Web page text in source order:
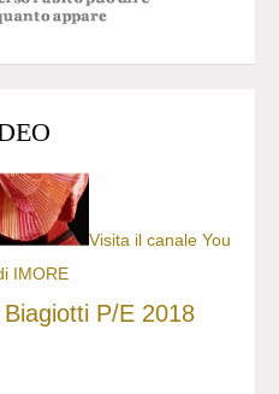
Visita il canale You
IMORE
P/E 2018